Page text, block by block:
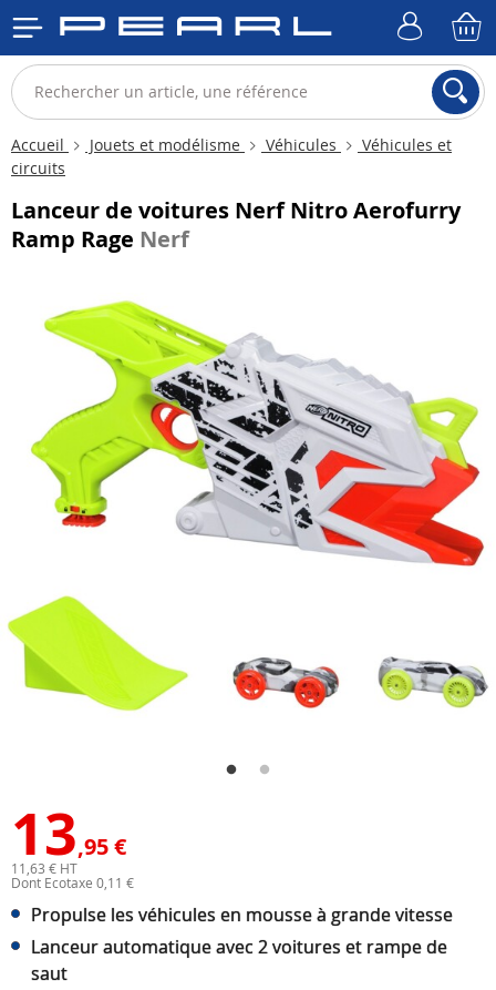
Accueil Jouets et modélisme Véhicules
Véhicules et
circuits
Lanceur de voitures Nerf Nitro Aerofurry
Ramp Rage Nerf
13,95 €
11,63 € HT
Dont Ecotaxe 0,11 €
Propulse les véhicules en mousse à grande vitesse
Lanceur automatique avec 2 voitures et rampe de
saut